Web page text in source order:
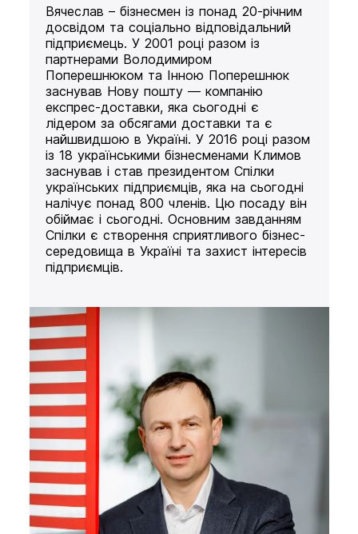
Вячеслав – бізнесмен із понад 20-річним
досвідом та соціально відповідальний
підприємець. У 2001 році разом із
партнерами Володимиром
Поперешнюком та Інною Поперешнюк
заснував Нову пошту — компанію
експрес-доставки, яка сьогодні є
лідером за обсягами доставки та є
найшвидшою в Україні. У 2016 році разом
із 18 українськими бізнесменами Климов
заснував і став президентом Спілки
українських підприємців, яка на сьогодні
налічує понад 800 членів. Цю посаду він
обіймає і сьогодні. Основним завданням
Спілки є створення сприятливого бізнес-
середовища в Україні та захист інтересів
підприємців.